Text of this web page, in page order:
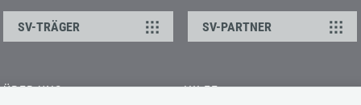
SV-TRÄGER SV-PARTNER
ÜBER UNS HILFE